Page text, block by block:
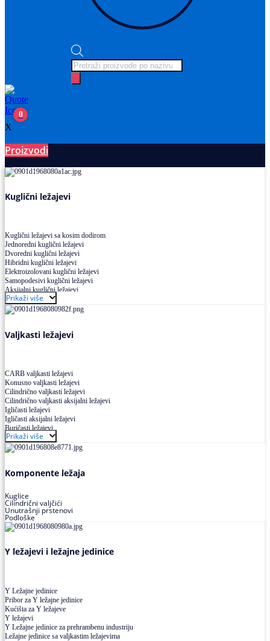
Products
search
0
X
Proizvodi
Kuglični ležajevi
Kuglični ležajevi sa kosim dodirom
Jednoredni kuglični ležajevi
Dvoredni kuglični ležajevi
Hibridni kuglični ležajevi
Elektroizolovani kuglični ležajevi
Samopodesivi kuglični ležajevi
Aksijalni kuglični ležajevi
Kuglični ležajevi od nerđajućeg čelika
Prikaži više
Valjkasti ležajevi
CARB valjkasti ležajevi
Konusno valjkasti ležajevi
Cilindrično valjkasti ležajevi
Cilindrično valjkasti aksijalni ležajevi
Igličasti ležajevi
Igličasti aksijalni ležajevi
Buričasti ležajevi
Buričasti zaptiveni ležajevi
Buričasti aksijalni ležajevi
Prikaži više
Komponente ležaja
Kuglice
Cilindrični valjčići
Unutrašnji prstenovi
Podloške
Y ležajevi i ležajne jedinice
Y Ležajne jedinice
Pribor za Y ležajne jedinice
Kućišta za Y ležajeve
Y ležajevi
Y Ležajne jedinice za prehrambenu industriju
Ležajne jedinice sa valjkastim ležajevima